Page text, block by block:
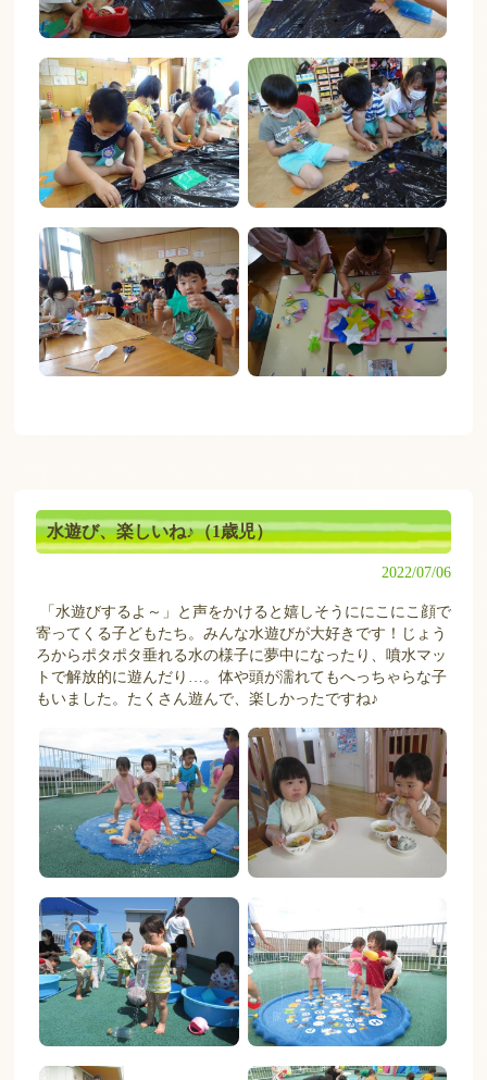
水遊び、楽しいね♪（1歳児）
2022/07/06
「水遊びするよ～」と声をかけると嬉しそうににこにこ顔で
寄ってくる子どもたち。みんな水遊びが大好きです！じょう
ろからポタポタ垂れる水の様子に夢中になったり、噴水マッ
トで解放的に遊んだり…。体や頭が濡れてもへっちゃらな子
もいました。たくさん遊んで、楽しかったですね♪